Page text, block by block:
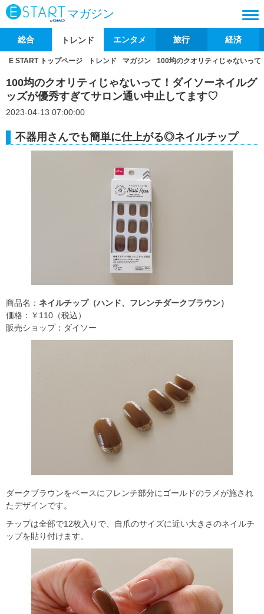
マガジン
総合 トレンド エンタメ 旅行 経済
E START トップページ トレンド マガジン 100均のクオリティじゃないっ
100均のクオリティじゃないって！ダイソーネイルグ
ッズが優秀すぎてサロン通い中止してます♡
2023-04-13 07:00:00
不器用さんでも簡単に仕上がる◎ネイルチップ
商品名： ネイルチップ（ハンド、フレンチダークブラウン）
価格：￥110（税込）
販売ショップ：ダイソー
ダークブラウンをベースにフレンチ部分にゴールドのラメが施され
たデザインです。
チップは全部で12枚入りで、自爪のサイズに近い大きさのネイルチ
ップを貼り付けます。